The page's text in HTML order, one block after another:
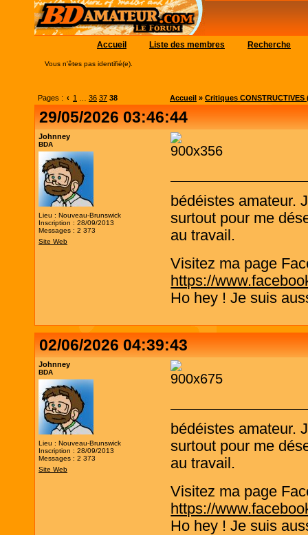
Accueil Liste des membres Recherche
Vous n'êtes pas identifié(e).
Pages : ‹ 1 36 37 38 Accueil » Critiques
29/05/2026 03:46:44
Johnney
BDA
Lieu : Nouveau-Brunswick
Inscription : 28/09/2013
Messages : 2 373
Site Web
bédéistes amateur.
surtout pour me
au travail.
Visitez ma page
https://
Ho hey ! Je suis
02/06/2026 04:39:43
Johnney
BDA
Lieu : Nouveau-Brunswick
Inscription : 28/09/2013
Messages : 2 373
Site Web
bédéistes amateur.
surtout pour me
au travail.
Visitez ma page
https://
Ho hey ! Je suis